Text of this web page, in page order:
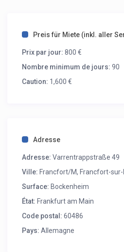
Preis für Miete (inkl. aller
Prix par jour: 800 €
Nombre minimum de jours: 90
Caution: 1,600 €
Adresse
Adresse: Varrentrappstraße 49
Ville: Francfort/M, Francfort-
Surface: Bockenheim
État: Frankfurt am Main
Code postal: 60486
Pays: Allemagne